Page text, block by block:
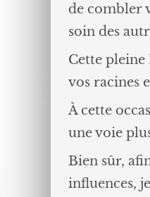
de combler
soin des
Cette
vos racines
À cette
une voie
Bien sûr,
influences,